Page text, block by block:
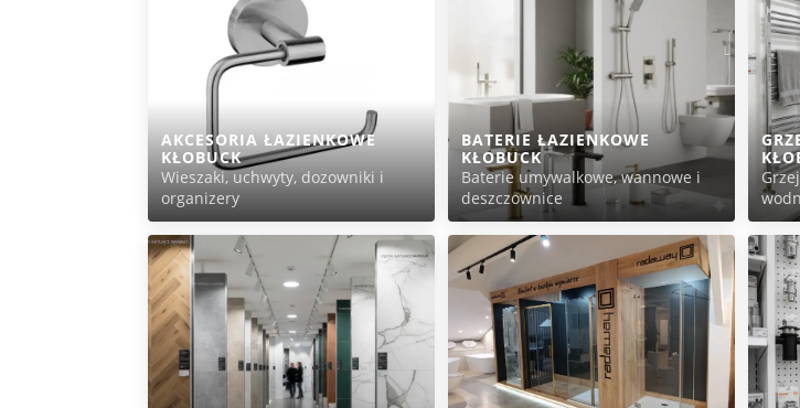
AKCESORIA ŁAZIENKOWE
KŁOBUCK
Wieszaki, uchwyty, dozowniki i
organizery
BATERIE ŁAZIENKOWE
KŁOBUCK
Baterie umywalkowe, wannowe i
deszczownice